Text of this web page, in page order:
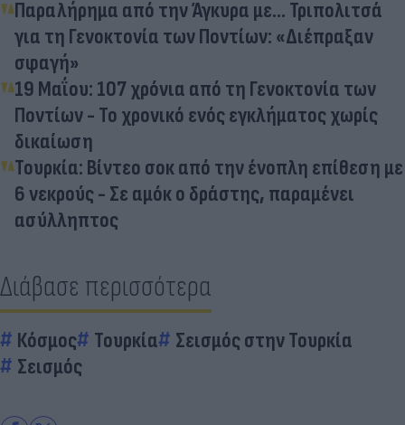
Παραλήρημα από την Άγκυρα με... Τριπολιτσά
για τη Γενοκτονία των Ποντίων: «Διέπραξαν
σφαγή»
19 Μαΐου: 107 χρόνια από τη Γενοκτονία των
Ποντίων - Το χρονικό ενός εγκλήματος χωρίς
δικαίωση
Τουρκία: Βίντεο σοκ από την ένοπλη επίθεση με
6 νεκρούς - Σε αμόκ ο δράστης, παραμένει
ασύλληπτος
Διάβασε περισσότερα
Κόσμος Τουρκία
Σεισμός στην Τουρκία
Σεισμός